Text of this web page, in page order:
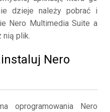
dzieje należy pobrać i
Nero Multimedia Suite a
nią plik.
Nero
oprogramowania Nero